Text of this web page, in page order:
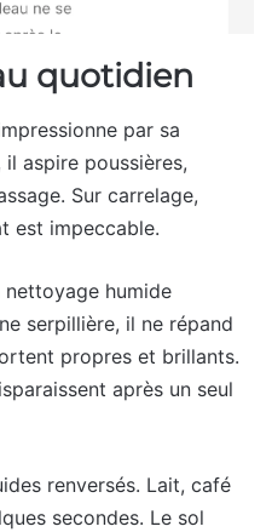
quotidien
par sa
aspire poussières,
Sur carrelage,
est impeccable.
humide
serpillière, il ne répand
propres et brillants.
après un seul
renversés. Lait, café
secondes. Le sol